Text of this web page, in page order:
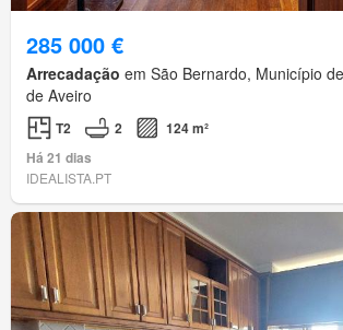
285 000 €
Arrecadação em São Bernardo, Município
de Aveiro
T2 2
124 m²
Há 21 dias
IDEALISTA.PT